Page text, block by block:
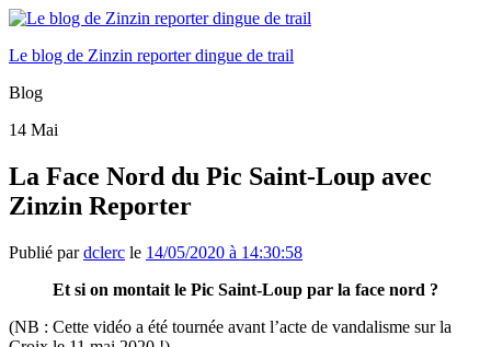
Le blog de Zinzin reporter dingue de trail
Blog
14 Mai
La Face Nord du Pic Saint-Loup avec
Zinzin Reporter
Publié pardclerc le 14/05/2020 à 14:30:58
Et si on montait le Pic Saint-Loup par la face nord ?
(NB : Cette vidéo a été tournée avant l’acte de vandalisme sur la